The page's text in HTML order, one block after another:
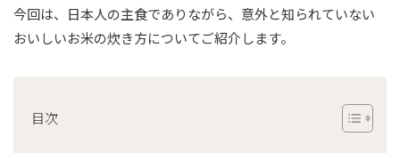
今回は、日本人の主食でありながら、意外と知られていない
おいしいお米の炊き方についてご紹介します。
目次